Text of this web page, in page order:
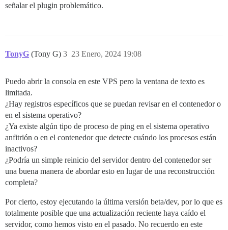
señalar el plugin problemático.
TonyG (Tony G) 23 Enero, 2024 19:08
3
Puedo abrir la consola en este VPS pero la ventana de texto es
limitada.
¿Hay registros específicos que se puedan revisar en el contenedor o
en el sistema operativo?
¿Ya existe algún tipo de proceso de ping en el sistema operativo
anfitrión o en el contenedor que detecte cuándo los procesos están
inactivos?
¿Podría un simple reinicio del servidor dentro del contenedor ser
una buena manera de abordar esto en lugar de una reconstrucción
completa?
Por cierto, estoy ejecutando la última versión beta/dev, por lo que es
totalmente posible que una actualización reciente haya caído el
servidor, como hemos visto en el pasado. No recuerdo en este